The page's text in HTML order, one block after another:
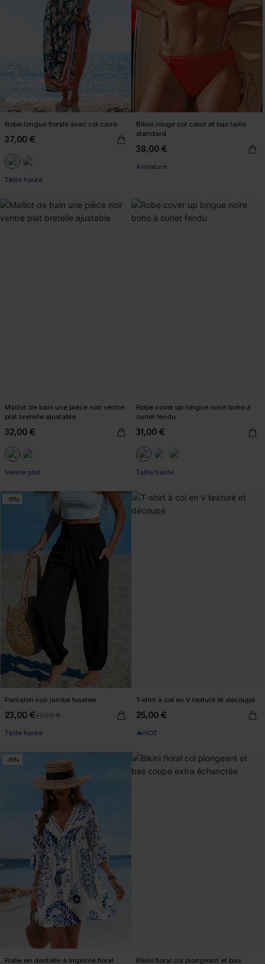
Robe longue florale avec col carré
37,00 €
Taille haute
Bikini rouge col cœur et bas taille
standard
38,00 €
Armature
Maillot de bain une pièce noir ventre
plat bretelle ajustable
32,00 €
Ventre plat
Robe cover up longue noire boho à
ourlet fendu
31,00 €
Taille haute
-15%
Pantalon noir jambe fuselée
23,00 €27,00 €
Taille haute
T-shirt à col en V texturé et découpé
25,00 €
🔥HOT
-15%
Robe en dentelle à imprimé floral Bikini floral col plongeant et bas